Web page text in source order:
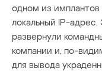
одном из имплантов
локальный IP-
развернули
компании и, по-
для вывода